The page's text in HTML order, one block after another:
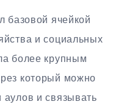
базовой ячейкой
и социальных
более крупным
который можно
аулов и связывать